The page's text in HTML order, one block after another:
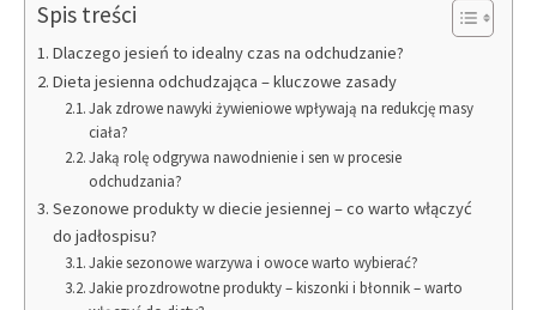
Spis treści
Dlaczego jesień to idealny czas na odchudzanie?
Dieta jesienna odchudzająca – kluczowe zasady
Jak zdrowe nawyki żywieniowe wpływają na redukcję masy
ciała?
Jaką rolę odgrywa nawodnienie i sen w procesie
odchudzania?
Sezonowe produkty w diecie jesiennej – co warto włączyć
do jadłospisu?
Jakie sezonowe warzywa i owoce warto wybierać?
Jakie prozdrowotne produkty – kiszonki i błonnik – warto